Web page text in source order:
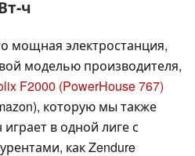
ч
мощная электростанция,
моделью производителя,
F2000 (PowerHouse 767)
которую мы также
в одной лиге с
как Zendure